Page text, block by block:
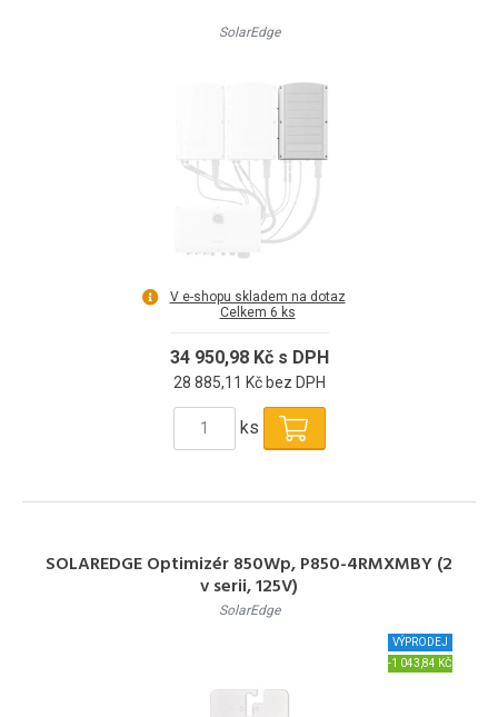
SolarEdge
V e-shopu skladem na dotaz
Celkem 6 ks
34 950,98 Kč s DPH
28 885,11 Kč bez DPH
ks
SOLAREDGE Optimizér 850Wp, P850-4RMXMBY (2
v serii, 125V)
SolarEdge
VÝPRODEJ
-1 043,84 KČ